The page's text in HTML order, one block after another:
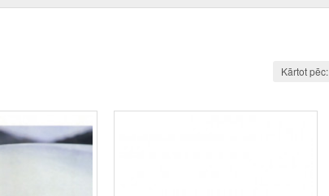
Kārtot pēc: